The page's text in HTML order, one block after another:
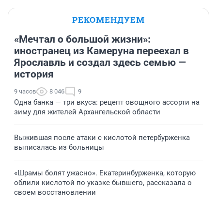
РЕКОМЕНДУЕМ
«Мечтал о большой жизни»:
иностранец из Камеруна переехал в
Ярославль и создал здесь семью —
история
9 часов 8 046 9
Одна банка — три вкуса: рецепт овощного ассорти на
зиму для жителей Архангельской области
Выжившая после атаки с кислотой петербурженка
выписалась из больницы
«Шрамы болят ужасно». Екатеринбурженка, которую
облили кислотой по указке бывшего, рассказала о
своем восстановлении